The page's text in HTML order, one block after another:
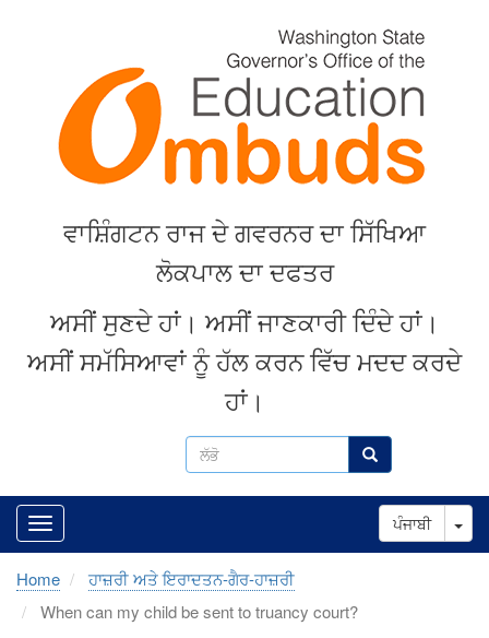
ਲੱਭੋ ਲੱਭੋ
ਵਾਸ਼ਿੰਗਟਨਰਾਜਦੇਗਵਰਨਰਦਾਸਿੱਖਿਆ
ਲੋਕਪਾਲਦਾਦਫਤਰ
ਅਸੀਂਸੁਣਦੇਹਾਂ। ਅਸੀਂਜਾਣਕਾਰੀ ਦਿੰਦੇਹਾਂ।
ਅਸੀਂਸਮੱਸਿਆਵਾਂਨੂੰਹੱਲਕਰਨਵਿੱਚਮਦਦਕਰਦੇ
ਹਾਂ।
ਪੰਜਾਬੀ
Home
ਹਾਜ਼ਰੀ ਅਤੇ ਇਰਾਦਤਨ-ਗੈਰ-ਹਾਜ਼ਰੀ
When can my child be sent to truancy court?